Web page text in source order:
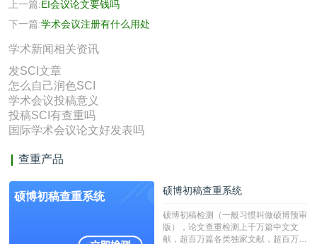
上一篇:EI会议论文要钱吗
下一篇:学术会议注册有什么用处
学术新闻相关资讯
发SCI文章
怎么自己润色SCI
学术会议投稿意义
投稿SCI有查重吗
国际学术会议论文好发表吗
查重产品
硕博初稿查重系统 硕博初稿查重系统
硕博初稿检测（一般习惯叫做硕博预审
版），论文查重检测上千万篇中文文
献，超百万篇各类独家文献，超百万港